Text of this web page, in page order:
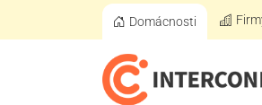
Domácnosti